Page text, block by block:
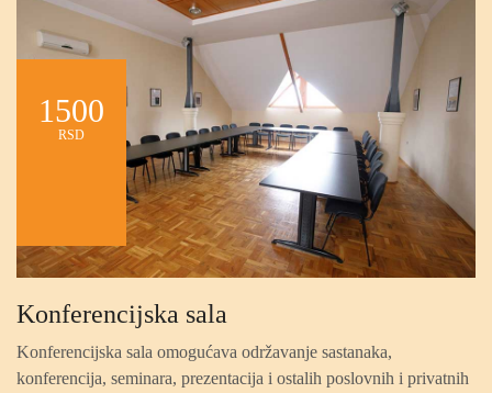
1500
RSD
Konferencijska sala
Konferencijska sala omogućava održavanje sastanaka,
konferencija, seminara, prezentacija i ostalih poslovnih i privatnih